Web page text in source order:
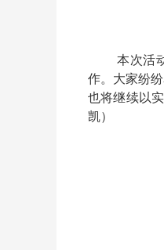
本次活
作。大家纷
也将继续以
凯）